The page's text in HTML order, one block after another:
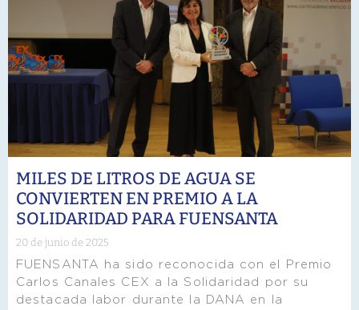
MILES DE LITROS DE AGUA SE
CONVIERTEN EN PREMIO A LA
SOLIDARIDAD PARA FUENSANTA
20 de junio de 2025
FUENSANTA ha sido reconocida con el Premio
Carlos Canales CEX a la Solidaridad por su
destacada labor durante la DANA en la